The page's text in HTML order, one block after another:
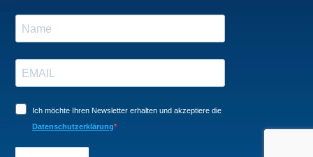
Ich möchte Ihren Newsletter erhalten und akzeptiere die
Datenschutzerklärung